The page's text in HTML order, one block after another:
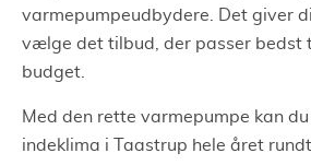
varmepumpeudbydere. Det giver
vælge det tilbud, der passer bedst
budget.
Med den rette varmepumpe kan
indeklima i Taastrup hele året rundt.